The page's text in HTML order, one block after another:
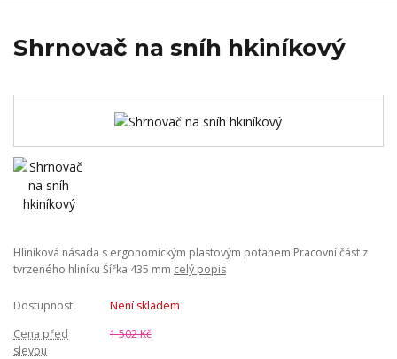
Shrnovač na sníh hkiníkový
Hliníková násada s ergonomickým plastovým potahem Pracovní část z
tvrzeného hliníku Šířka 435 mm celý popis
Dostupnost
Není skladem
Cena před
slevou
1 502 Kč